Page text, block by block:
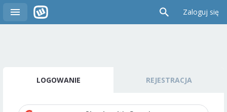
Zaloguj się
LOGOWANIE REJESTRACJA